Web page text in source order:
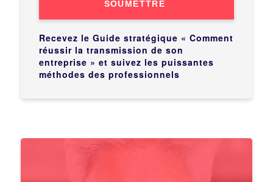
SOUMETTRE
Recevez le Guide stratégique « Comment
réussir la transmission de son
entreprise » et suivez les puissantes
méthodes des professionnels